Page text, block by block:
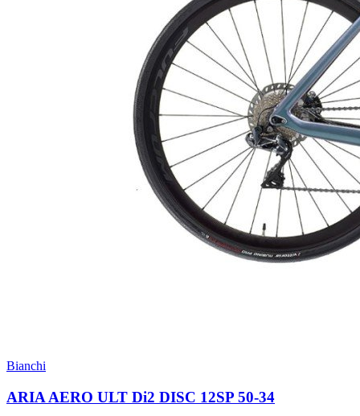
Bianchi
ARIA AERO ULT Di2 DISC 12SP 50-34